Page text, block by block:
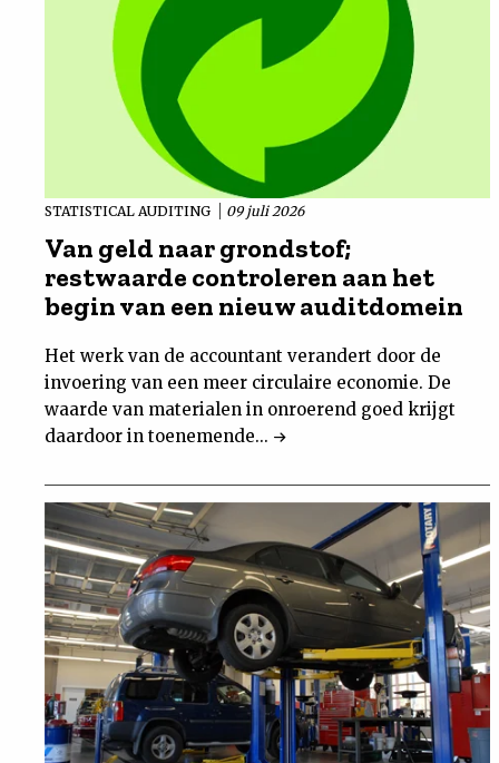
STATISTICAL AUDITING 09 juli 2026
Van geld naar grondstof;
restwaarde controleren aan het
begin van een nieuw auditdomein
Het werk van de accountant verandert door de
invoering van een meer circulaire economie. De
waarde van materialen in onroerend goed krijgt
daardoor in toenemende...